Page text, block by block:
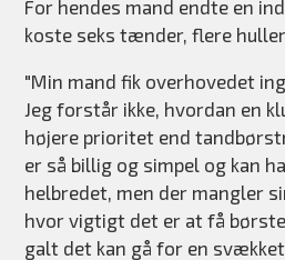
For hendes mand endte en
koste seks tænder, flere
"Min mand fik overhovedet
Jeg forstår ikke, hvordan en
højere prioritet end
er så billig og simpel og kan
helbredet, men der mangler
hvor vigtigt det er at få
galt det kan gå for en